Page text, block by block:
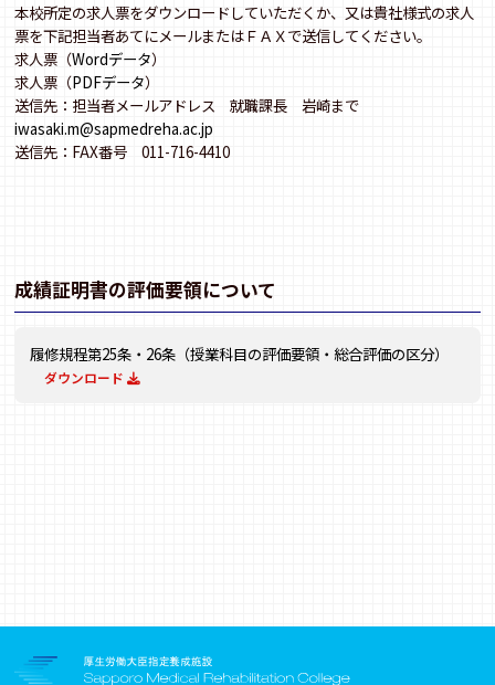
本校所定の求人票をダウンロードしていただくか、又は貴社様式の求人
票を下記担当者あてにメールまたはＦＡＸで送信してください。
求人票（Wordデータ）
求人票（PDFデータ）
送信先：担当者メールアドレス 就職課長 岩崎まで
iwasaki.m@sapmedreha.ac.jp
送信先：FAX番号 011-716-4410
成績証明書の評価要領について
履修規程第25条・26条（授業科目の評価要領・総合評価の区分）
ダウンロード